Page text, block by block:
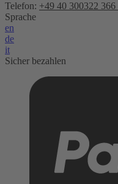
Telefon: +49 40 300322 366
Sprache
en
de
it
Sicher bezahlen